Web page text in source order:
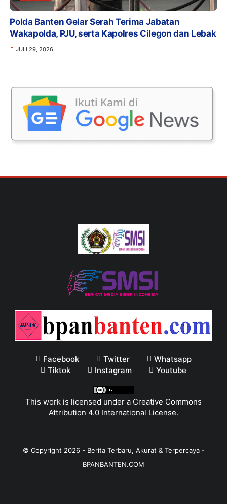
Polda Banten Gelar Serah Terima Jabatan
Wakapolda, PJU, serta Kapolres Cilegon dan Lebak
JULI 29, 2026
Facebook Twitter
Whatsapp
Tiktok
Instagram Youtube
This work is licensed under a Creative Commons
Attribution 4.0 International License.
© Copyright 2026- Berita Terbaru, Akurat & Terpercaya -
BPANBANTEN.COM